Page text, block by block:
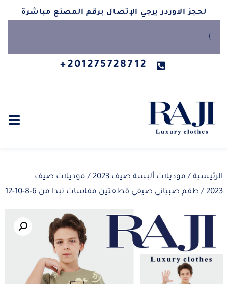
لحجز الاوردر يرجي الإتصال برقم المصنع مباشرة
}
201275728712+
الرئيسية / موديلات ألبسة صيف 2023 / موديلات صيف
2023 / طقم صبياني صيفي قطعتين مقاسات تبدا من 6-8-10-12